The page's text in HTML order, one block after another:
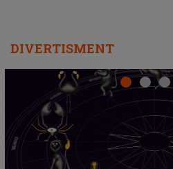
DIVERTISMENT